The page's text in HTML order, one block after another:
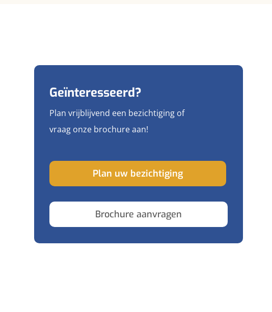
Geïnteresseerd?
Plan vrijblijvend een bezichtiging of
vraag onze brochure aan!
Plan uw bezichtiging
Brochure aanvragen